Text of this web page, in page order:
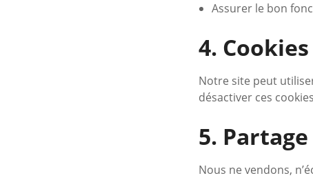
Assurer le bon
4.
Notre site peut
désactiver ces
5.
Nous ne vendons,